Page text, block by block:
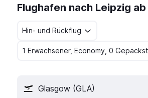
Flughafen nach Leipzig ab
Hin- und Rückflug
1 Erwachsener, Economy, 0
Glasgow (GLA)